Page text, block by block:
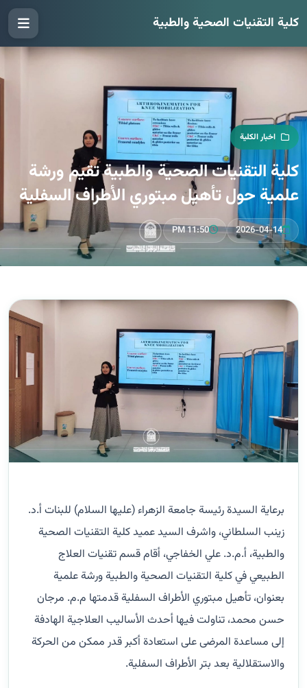
كلية التقنيات الصحية والطبية
اخبار الكلية
كلية التقنيات الصحية والطبية تقيم ورشة
علمية حول تأهيل مبتوري الأطراف السفلية
2026-04-14
11:50 PM
برعاية السيدة رئيسة جامعة الزهراء (عليها السلام) للبنات أ.د.
زينب السلطاني، واشرف السيد عميد كلية التقنيات الصحية
والطبية، أ.م.د. علي الخفاجي، أقام قسم تقنيات العلاج
الطبيعي في كلية التقنيات الصحية والطبية ورشة علمية
بعنوان، تأهيل مبتوري الأطراف السفلية قدمتها م.م. مرجان
حسن محمد، تناولت فيها أحدث الأساليب العلاجية الهادفة
إلى مساعدة المرضى على استعادة أكبر قدر ممكن من الحركة
والاستقلالية بعد بتر الأطراف السفلية.